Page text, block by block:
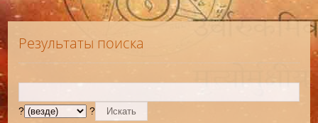
Результаты поиска
? ?